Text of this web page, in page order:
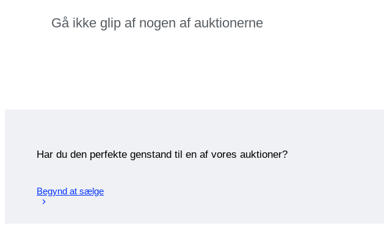
Gå ikke glip af nogen af auktionerne
Har du den perfekte genstand til en af vores auktioner?
Begynd at sælge